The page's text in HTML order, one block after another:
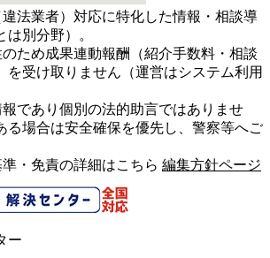
違法業者）対応に特化した情報・相談導
別分野）。
ため成果連動報酬（紹介手数料・相談
を受け取りません（運営はシステム利用
であり個別の法的助言ではありませ
る場合は安全確保を優先し、警察等へご
・免責の詳細はこちら 編集方針ページ
ー